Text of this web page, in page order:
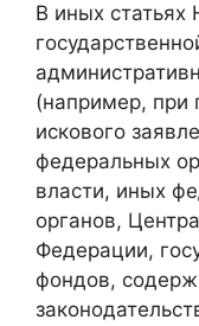
В иных статьях
(например, при
искового
федеральных
власти, иных
органов,
Федерации,
фондов,